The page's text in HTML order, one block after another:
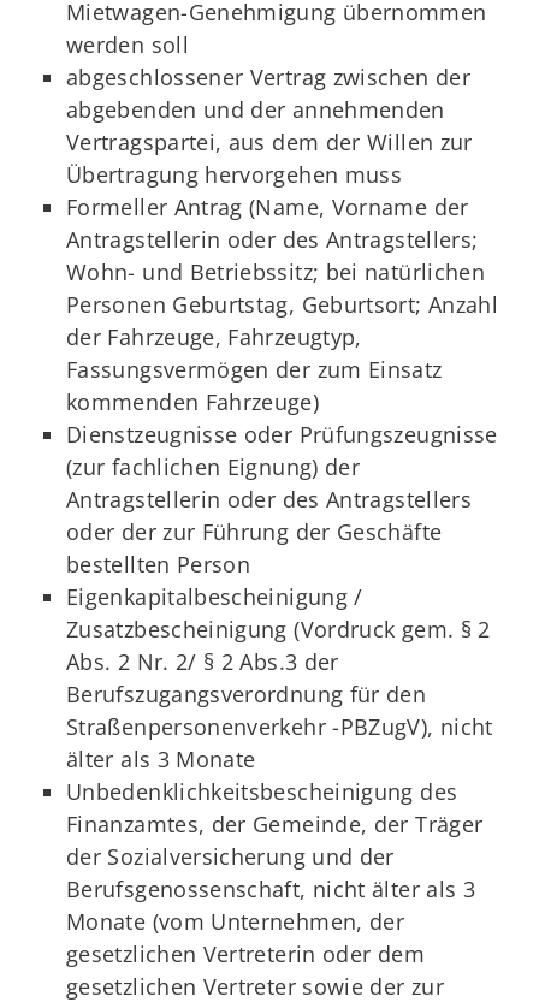
Mietwagen-Genehmigung übernommen
werden soll
abgeschlossener Vertrag zwischen der
abgebenden und der annehmenden
Vertragspartei, aus dem der Willen zur
Übertragung hervorgehen muss
Formeller Antrag (Name, Vorname der
Antragstellerin oder des Antragstellers;
Wohn- und Betriebssitz; bei natürlichen
Personen Geburtstag, Geburtsort; Anzahl
der Fahrzeuge, Fahrzeugtyp,
Fassungsvermögen der zum Einsatz
kommenden Fahrzeuge)
Dienstzeugnisse oder Prüfungszeugnisse
(zur fachlichen Eignung) der
Antragstellerin oder des Antragstellers
oder der zur Führung der Geschäfte
bestellten Person
Eigenkapitalbescheinigung /
Zusatzbescheinigung (Vordruck gem. § 2
Abs. 2 Nr. 2/ § 2 Abs.3 der
Berufszugangsverordnung für den
Straßenpersonenverkehr -PBZugV), nicht
älter als 3 Monate
Unbedenklichkeitsbescheinigung des
Finanzamtes, der Gemeinde, der Träger
der Sozialversicherung und der
Berufsgenossenschaft, nicht älter als 3
Monate (vom Unternehmen, der
gesetzlichen Vertreterin oder dem
gesetzlichen Vertreter sowie der zur